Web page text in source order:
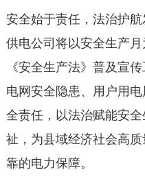
安全始于责任，法治护
供电公司将以安全生产
《安全生产法》普及宣
电网安全隐患、用户用
全责任，以法治赋能安
祉，为县域经济社会高
靠的电力保障。